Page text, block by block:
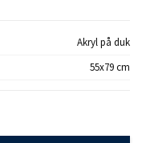
Akryl på duk
55x79 cm